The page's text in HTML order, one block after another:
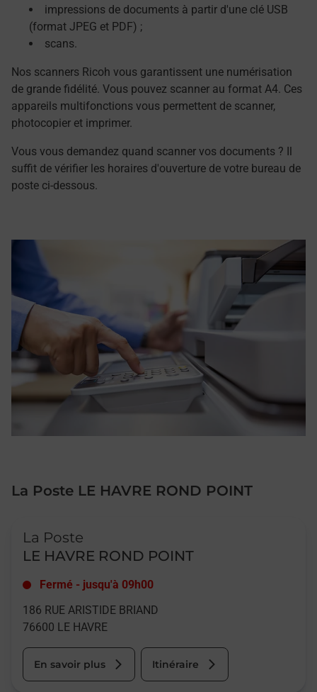
impressions de documents à partir d'une clé USB
(format JPEG et PDF) ;
scans.
Nos scanners Ricoh vous garantissent une numérisation
de grande fidélité. Vous pouvez scanner au format A4. Ces
appareils multifonctions vous permettent de scanner,
photocopier et imprimer.
Vous vous demandez quand scanner vos documents ? Il
suffit de vérifier les horaires d'ouverture de votre bureau de
poste ci-dessous.
La Poste LE HAVRE ROND POINT
La Poste
LE HAVRE ROND POINT
Fermé - jusqu'à 09h00
186 RUE ARISTIDE BRIAND
76600 LE HAVRE
En savoir plus Itinéraire